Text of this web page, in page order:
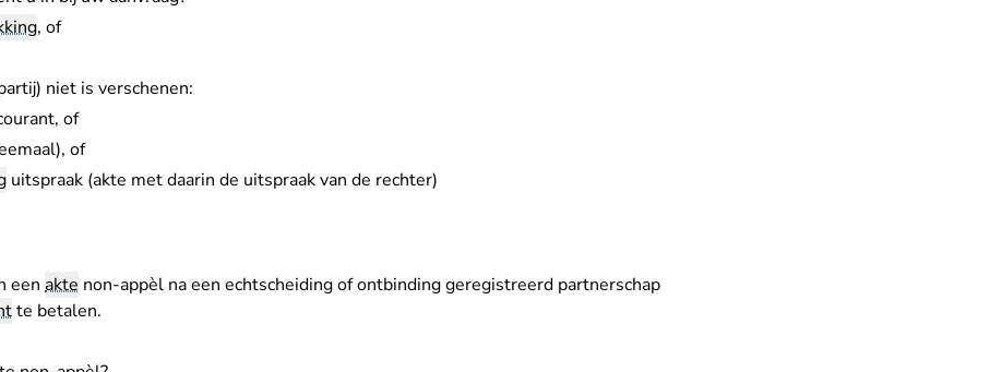
, of
niet is verschenen:
of
of
uitspraak (akte met daarin de uitspraak van de rechter)
een akte non-appèl na een echtscheiding of ontbinding geregistreerd partnerschap
te betalen.